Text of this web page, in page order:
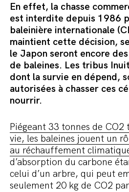
En effet, la chasse
est interdite depuis 1986
baleinière internationale
maintient cette décision,
le Japon seront encore
de baleines. Les tribus
dont la survie en dépend,
autorisées à chasser ces
nourrir.
Piégeant 33 tonnes de
vie, les baleines jouent un
au réchauffement
d’absorption du carbone
celui d’un arbre, qui peut
seulement 20 kg de CO2